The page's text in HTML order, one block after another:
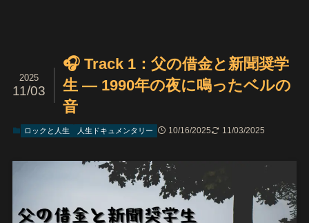
🎧 Track 1：父の借金と新聞奨学
生 ― 1990年の夜に鳴ったベルの
音
2025
11/03
ロックと人生 人生ドキュメンタリー 10/16/2025 11/03/2025